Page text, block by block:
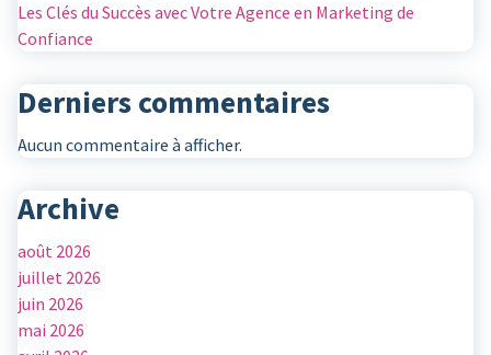
Les Clés du Succès avec Votre Agence en Marketing de
Confiance
Derniers commentaires
Aucun commentaire à afficher.
Archive
août 2026
juillet 2026
juin 2026
mai 2026